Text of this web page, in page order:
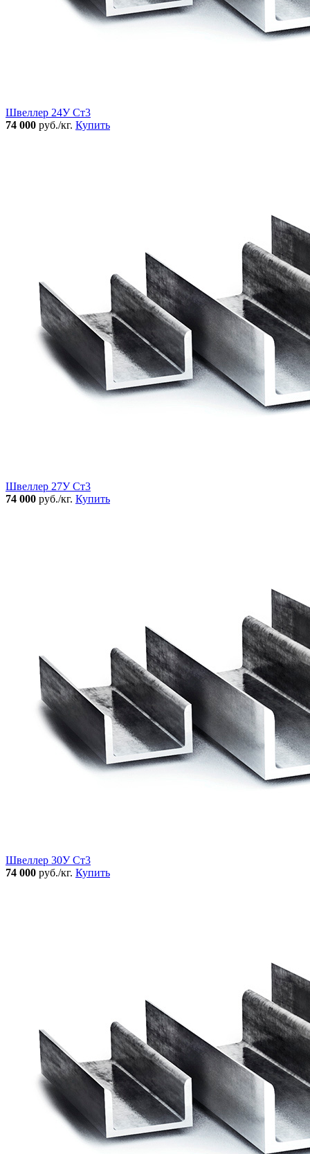
Швеллер 24У Ст3
74 000 руб./кг. Купить
Швеллер 27У Ст3
74 000 руб./кг. Купить
Швеллер 30У Ст3
74 000 руб./кг. Купить